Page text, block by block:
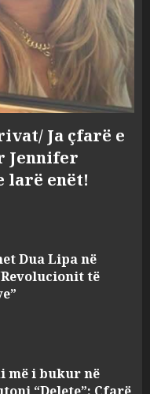
Ja çfarë e
Jennifer
larë enët!
Dua Lipa në
të
më i bukur në
“Delete”: Çfarë
anija e rrallë